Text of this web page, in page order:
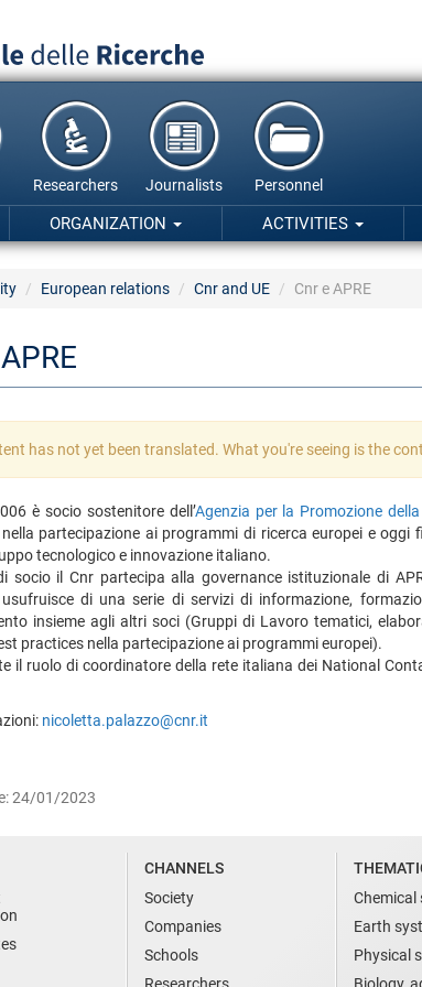
Researchers Journalists Personnel
ORGANIZATION ACTIVITIES
European relations Cnr and UE Cnr e APRE
has not yet been translated. What you're seeing is the
è socio sostenitore dell’Agenzia per la Promozione
partecipazione ai programmi di ricerca europei e
tecnologico e innovazione italiano.
socio il Cnr partecipa alla governance istituzionale di
di una serie di servizi di informazione,
insieme agli altri soci (Gruppi di Lavoro tematici,
practices nella partecipazione ai programmi europei).
il ruolo di coordinatore della rete italiana dei National
nicoletta.palazzo@cnr.it
24/01/2023
CHANNELS
Society
Companies
Schools
Chemical
Earth
Physical